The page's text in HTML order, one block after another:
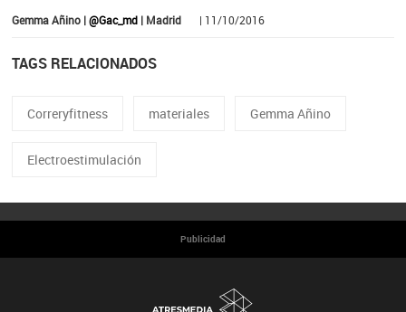
Gemma Añino |@Gac_md| Madrid | 11/10/2016
TAGS RELACIONADOS
Correryfitness materiales Gemma Añino
Electroestimulación
Publicidad